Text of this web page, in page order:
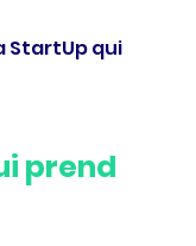
StartUp qui
prend